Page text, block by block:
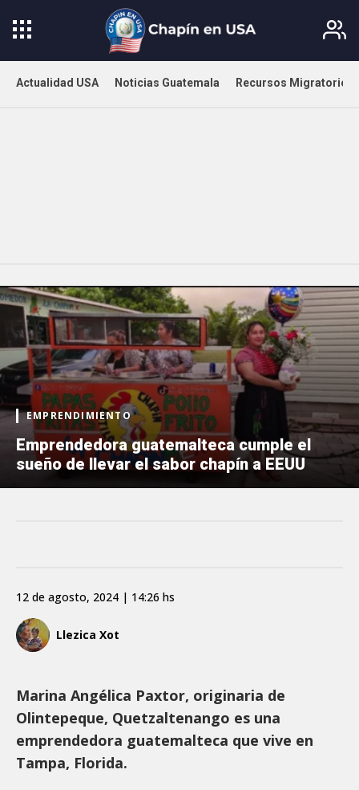
Actualidad USA Noticias Guatemala Recursos Migratorios
EMPRENDIMIENTO
Emprendedora guatemalteca cumple el
sueño de llevar el sabor chapín a EEUU
Llezica Xot
12 de agosto, 2024 | 14:26 hs
Marina Angélica Paxtor, originaria de
Olintepeque, Quetzaltenango es una
emprendedora guatemalteca que vive en
Tampa, Florida.